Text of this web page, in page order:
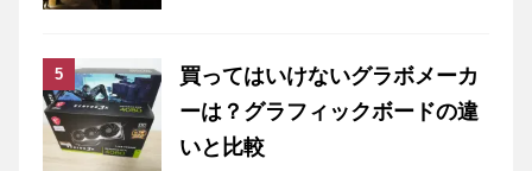
買ってはいけないグラボメーカ
ーは？グラフィックボードの違
いと比較